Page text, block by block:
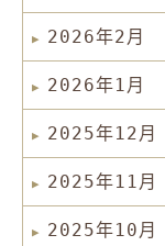
2026年2月
2026年1月
2025年12月
2025年11月
2025年10月